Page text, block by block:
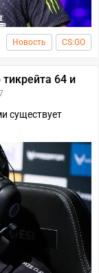
Новость CS:GO
64 и
существует